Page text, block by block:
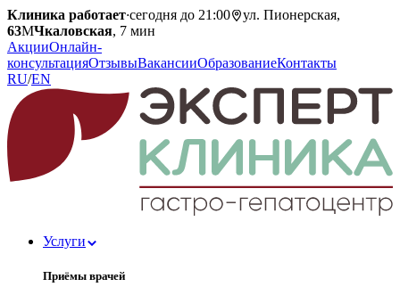
Клиника работает·сегодня до 21:00
ул. Пионерская,
63МЧкаловская, 7 мин
АкцииОнлайн-
консультацияОтзывыВакансииОбразованиеКонтакты
RU/EN
Услуги
Приёмы врачей